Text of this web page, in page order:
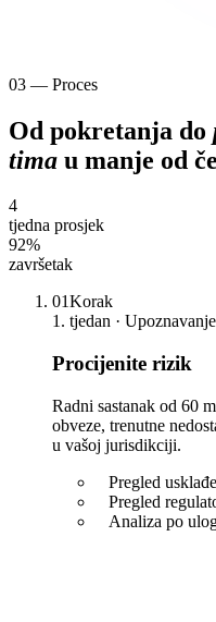
03 — Proces
Od pokretanja do
tima u manje od
4
tjedna prosjek
92%
završetak
01Korak
1. tjedan · Upoznavanje
Procijenite rizik
Radni sastanak od 60
obveze, trenutne
u vašoj jurisdikciji.
Pregled
Pregled
Analiza po